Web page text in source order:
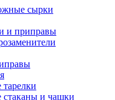
сырки
и приправы
стаканы и чашки